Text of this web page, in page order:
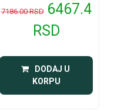
7186.00 RSD 6467.4
RSD
DODAJ U
KORPU